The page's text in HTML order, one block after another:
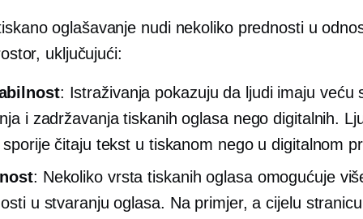
oglašavanje nudi nekoliko prednosti u
uključujući:
: Istraživanja pokazuju da ljudi imaju veću
i zadržavanja tiskanih oglasa nego digitalnih.
čitaju tekst u tiskanom nego u digitalnom
: Nekoliko vrsta tiskanih oglasa omogućuje
u stvaranju oglasa. Na primjer, acijelu stranicu